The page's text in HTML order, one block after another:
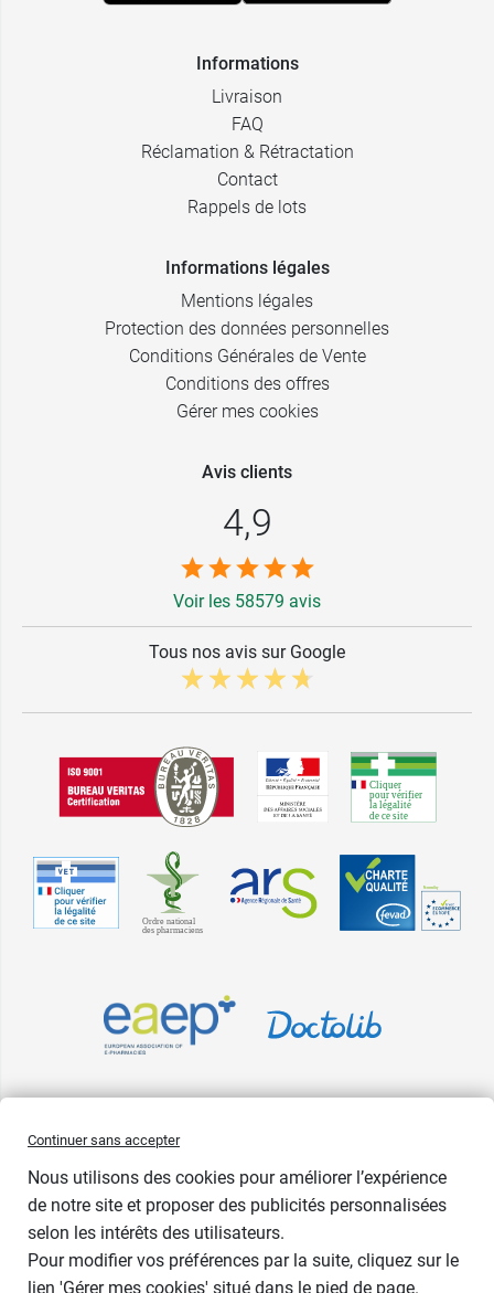
Informations
Livraison
FAQ
Réclamation & Rétractation
Contact
Rappels de lots
Informations légales
Mentions légales
Protection des données personnelles
Conditions Générales de Vente
Conditions des offres
Gérer mes cookies
Avis clients
4,9
Voir les 58579 avis
Tous nos avis sur Google
Pharma GDD adhère à la Fédération du e-commerce et de la vente à
européen Ecommerce Europe Trustmark.
Accessibilité
: partiellement conforme
Continuer sans accepter
Nous utilisons des cookies pour améliorer l’expérience
de notre site et proposer des publicités personnalisées
selon les intérêts des utilisateurs.
Pour modifier vos préférences par la suite, cliquez sur le
lien 'Gérer mes cookies' situé dans le pied de page.